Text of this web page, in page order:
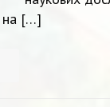
на […]